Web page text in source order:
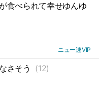
食べられて幸せゆんゆ
ニュー速VIP
さそう (12)